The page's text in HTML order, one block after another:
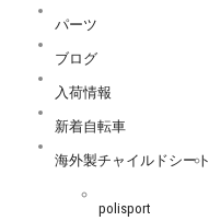
パーツ
ブログ
入荷情報
新着自転車
海外製チャイルドシート
polisport